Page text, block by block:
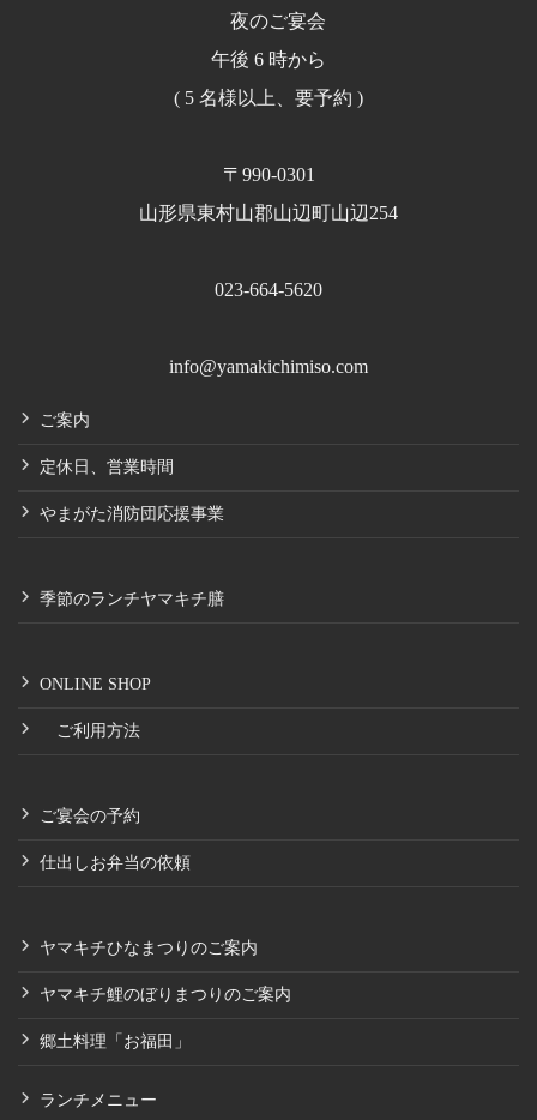
夜のご宴会
午後 6 時から
( 5 名様以上、要予約 )
〒990-0301
山形県東村山郡山辺町山辺254
023-664-5620
info@yamakichimiso.com
ご案内
定休日、営業時間
やまがた消防団応援事業
季節のランチヤマキチ膳
ONLINE SHOP
ご利用方法
ご宴会の予約
仕出しお弁当の依頼
ヤマキチひなまつりのご案内
ヤマキチ鯉のぼりまつりのご案内
郷土料理「お福田」
ランチメニュー